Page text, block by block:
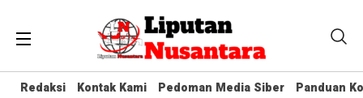
Redaksi Kontak Kami Pedoman Media Siber Panduan
Redaksi Kontak Kami Pedoman Media Siber Panduan